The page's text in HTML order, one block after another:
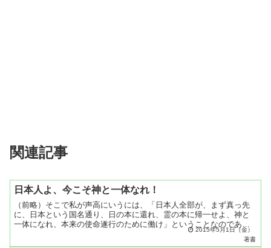
関連記事
日本人よ、今こそ神と一体なれ！
（前略）そこで私が声高にいうには、「日本人全部が、まず真っ先
に、日本という国名通り、日の本に還れ、霊の本に帰一せよ、神と
一体になれ、本来の使命遂行のために働け」ということなのであり
ます。（中略）神はすべてのすべての能力です。米国もソ連（現
2015年5月1日（金）
著書